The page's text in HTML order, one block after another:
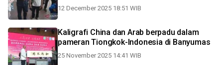
12 December 2025 18:51 WIB
Kaligrafi China dan Arab berpadu dalam
pameran Tiongkok-Indonesia di Banyumas
25 November 2025 14:41 WIB